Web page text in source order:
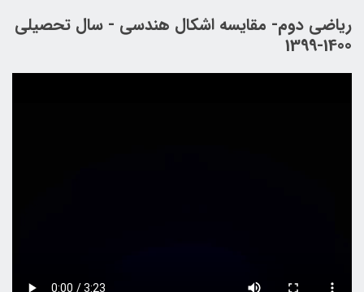
ریاضی دوم- مقایسه اشکال هندسی - سال تحصیلی
1400-1399